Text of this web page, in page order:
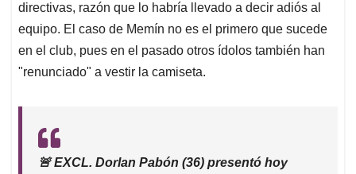
directivas, razón que lo habría llevado a decir adiós al
equipo. El caso de Memín no es el primero que sucede
en el club, pues en el pasado otros ídolos también han
"renunciado" a vestir la camiseta.
🚨 EXCL. Dorlan Pabón (36) presentó hoy